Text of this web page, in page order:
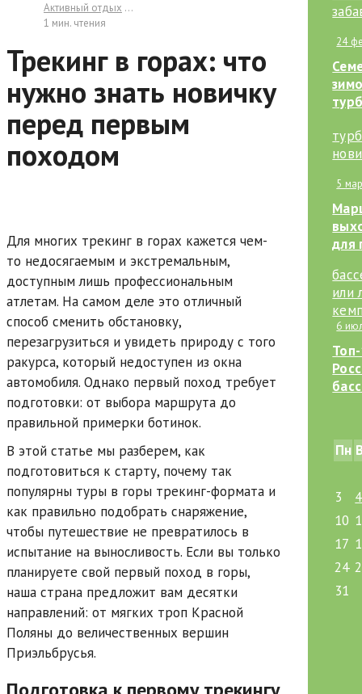
Активный отдых / Публикации
1 мин. чтения
Трекинг в горах: что
нужно знать новичку
перед первым
походом
Для многих трекинг в горах кажется чем-
то недосягаемым и экстремальным,
доступным лишь профессиональным
атлетам. На самом деле это отличный
способ сменить обстановку,
перезагрузиться и увидеть природу с того
ракурса, который недоступен из окна
автомобиля. Однако первый поход требует
подготовки: от выбора маршрута до
правильной примерки ботинок.
В этой статье мы разберем, как
подготовиться к старту, почему так
популярны туры в горы трекинг-формата и
как правильно подобрать снаряжение,
чтобы путешествие не превратилось в
испытание на выносливость. Если вы только
планируете свой первый поход в горы,
наша страна предложит вам десятки
направлений: от мягких троп Красной
Поляны до величественных вершин
Приэльбрусья.
24
5
для
от
6
Пн
3
4
10
17
24
31